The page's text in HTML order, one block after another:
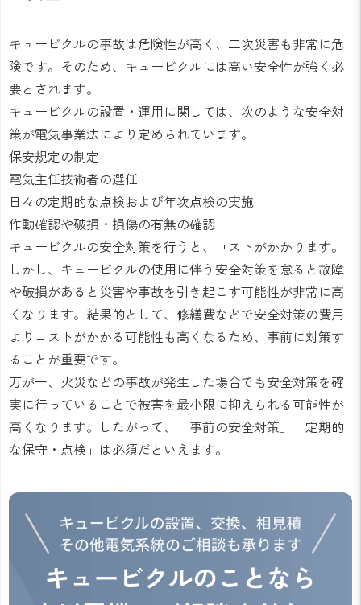
キュービクルの事故は危険性が高く、二次災害も非常に危
険です。そのため、キュービクルには高い安全性が強く必
要とされます。
キュービクルの設置・運用に関しては、次のような安全対
策が電気事業法により定められています。
保安規定の制定
電気主任技術者の選任
日々の定期的な点検および年次点検の実施
作動確認や破損・損傷の有無の確認
キュービクルの安全対策を行うと、コストがかかります。
しかし、キュービクルの使用に伴う安全対策を怠ると故障
や破損があると災害や事故を引き起こす可能性が非常に高
くなります。結果的として、修繕費などで安全対策の費用
よりコストがかかる可能性も高くなるため、事前に対策す
ることが重要です。
万が一、火災などの事故が発生した場合でも安全対策を確
実に行っていることで被害を最小限に抑えられる可能性が
高くなります。したがって、「事前の安全対策」「定期的
な保守・点検」は必須だといえます。